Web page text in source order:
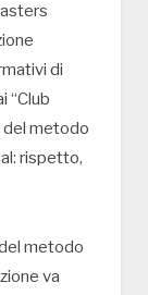
di
“Club
del metodo
rispetto,
metodo
va